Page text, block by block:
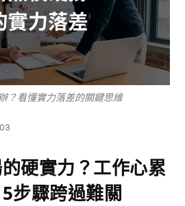
？看懂實力落差的關鍵思維
硬實力？工作心累
步驟跨過難關